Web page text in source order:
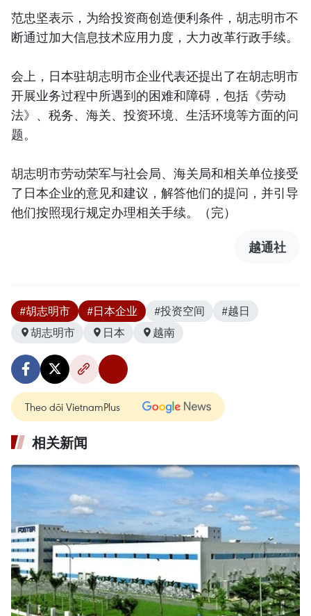
范忠坚表示，为给投资商创造便利条件，胡志明市不
断通过加大信息技术应用力度，大力改革行政手续。
会上，日本驻胡志明市企业代表还提出了在胡志明市
开展业务过程中所遇到的困难和障碍，包括《劳动
法》、税务、海关、投资环境、生活环境等方面的问
题。
胡志明市劳动荣军与社会局、海关局和相关单位接受
了日本企业的意见和建议，解答他们的提问，并引导
他们按照现行规定办理相关手续。（完）
越通社
#胡志明市 #日本企业 #投资空间
#越日
胡志明市
日本 越南
Theo dõi VietnamPlus
相关新闻